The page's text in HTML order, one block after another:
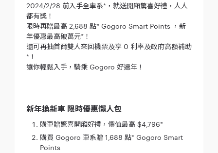
2024/2/28 前入手全車系*，就送開廂驚喜好禮，人人
都有獎！
限時再贈最高 2,688 點* Gogoro Smart Points ，新
年優惠最高破萬元*！
還可再抽首爾雙人來回機票及享 0 利率及政府高額補助
*！
讓你輕鬆入手，騎乘 Gogoro 好過年！
新年換新車 限時優惠懶人包
購車贈驚喜開廂好禮，價值最高 $4,796*
購買 Gogoro 車系贈 1,688 點* Gogoro Smart
Points